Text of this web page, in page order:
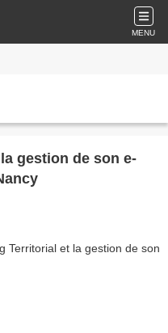
MENU
gestion de son e-